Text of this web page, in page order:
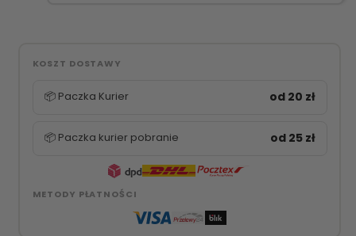
KOSZT DOSTAWY
📦 Paczka Kurier od 20 zł
📦 Paczka kurier pobranie od 25 zł
METODY PŁATNOŚCI